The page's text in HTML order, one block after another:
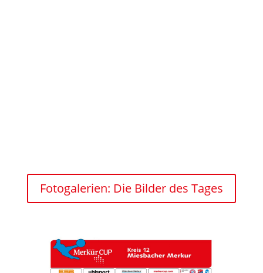
Fotogalerien: Die Bilder des Tages